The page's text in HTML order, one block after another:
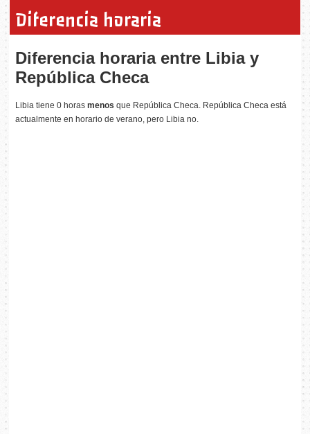
Diferencia horaria
Diferencia horaria entre Libia y
República Checa
Libia tiene 0 horasmenos que República Checa. República Checa está
actualmente en horario de verano, pero Libia no.